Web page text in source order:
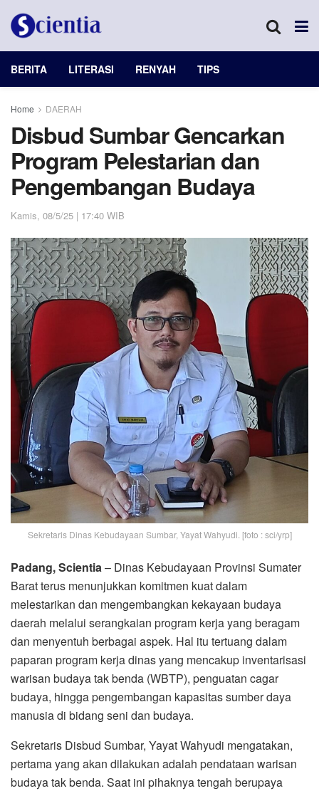
BERITA LITERASI RENYAH TIPS
Home DAERAH
Disbud Sumbar Gencarkan
Program Pelestarian dan
Pengembangan Budaya
Kamis, 08/5/25 | 17:40 WIB
Sekretaris Dinas Kebudayaan Sumbar, Yayat Wahyudi. [foto : sci/yrp]
Padang, Scientia – Dinas Kebudayaan Provinsi Sumater
Barat terus menunjukkan komitmen kuat dalam
melestarikan dan mengembangkan kekayaan budaya
daerah melalui serangkaian program kerja yang beragam
dan menyentuh berbagai aspek. Hal itu tertuang dalam
paparan program kerja dinas yang mencakup inventarisasi
warisan budaya tak benda (WBTP), penguatan cagar
budaya, hingga pengembangan kapasitas sumber daya
manusia di bidang seni dan budaya.
Sekretaris Disbud Sumbar, Yayat Wahyudi mengatakan,
pertama yang akan dilakukan adalah pendataan warisan
budaya tak benda. Saat ini pihaknya tengah berupaya